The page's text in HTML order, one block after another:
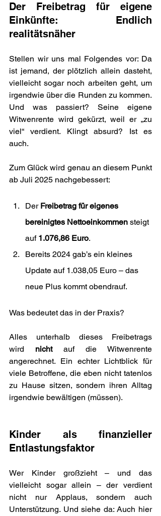
Der Freibetrag für eigene
Einkünfte: Endlich
realitätsnäher
Stellen wir uns mal Folgendes vor: Da
ist jemand, der plötzlich allein dasteht,
vielleicht sogar noch arbeiten geht, um
irgendwie über die Runden zu kommen.
Und was passiert? Seine eigene
Witwenrente wird gekürzt, weil er „zu
viel“ verdient. Klingt absurd? Ist es
auch.
Zum Glück wird genau an diesem Punkt
ab Juli 2025 nachgebessert:
Der Freibetrag für eigenes
bereinigtes Nettoeinkommen steigt
auf 1.076,86 Euro.
Bereits 2024 gab’s ein kleines
Update auf 1.038,05 Euro – das
neue Plus kommt obendrauf.
Was bedeutet das in der Praxis?
Alles unterhalb dieses Freibetrags
wird nicht auf die Witwenrente
angerechnet. Ein echter Lichtblick für
viele Betroffene, die eben nicht tatenlos
zu Hause sitzen, sondern ihren Alltag
irgendwie bewältigen (müssen).
Kinder als finanzieller
Entlastungsfaktor
Wer Kinder großzieht – und das
vielleicht sogar allein – der verdient
nicht nur Applaus, sondern auch
Unterstützung. Und siehe da: Auch hier